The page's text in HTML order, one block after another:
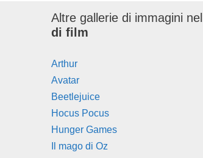
Altre gallerie di immagini
di film
Arthur
Avatar
Beetlejuice
Hocus Pocus
Hunger Games
Il mago di Oz